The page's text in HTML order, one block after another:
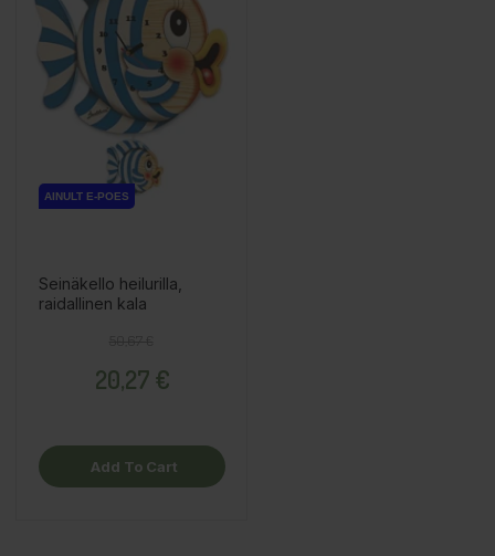
AINULT E-POES
Seinäkello heilurilla,
raidallinen kala
20,27 €
Add To Cart